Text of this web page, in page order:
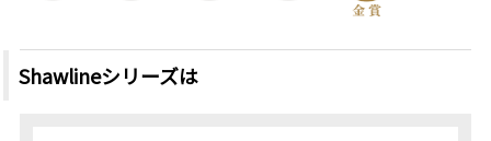
Shawlineシリーズは